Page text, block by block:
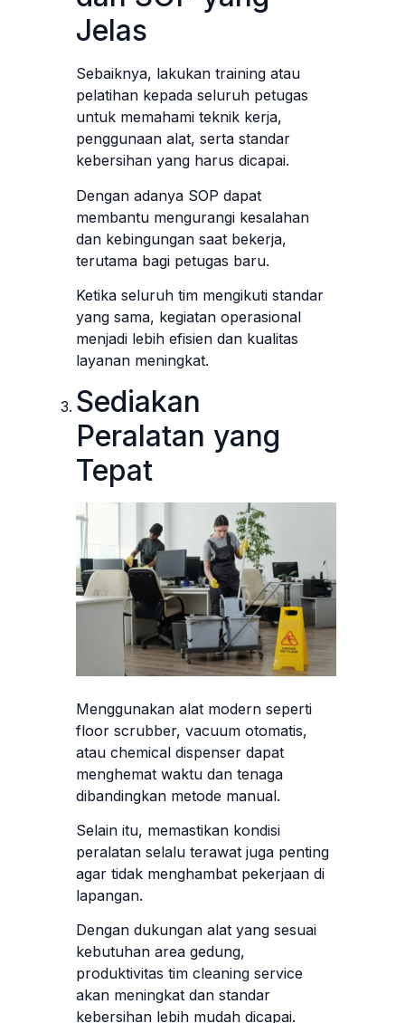
Jelas
Sebaiknya, lakukan training atau
pelatihan kepada seluruh petugas
untuk memahami teknik kerja,
penggunaan alat, serta standar
kebersihan yang harus dicapai.
Dengan adanya SOP dapat
membantu mengurangi kesalahan
dan kebingungan saat bekerja,
terutama bagi petugas baru.
Ketika seluruh tim mengikuti standar
yang sama, kegiatan operasional
menjadi lebih efisien dan kualitas
layanan meningkat.
Sediakan
Peralatan yang
Tepat
Menggunakan alat modern seperti
floor scrubber, vacuum otomatis,
atau chemical dispenser dapat
menghemat waktu dan tenaga
dibandingkan metode manual.
Selain itu, memastikan kondisi
peralatan selalu terawat juga penting
agar tidak menghambat pekerjaan di
lapangan.
Dengan dukungan alat yang sesuai
kebutuhan area gedung,
produktivitas tim cleaning service
akan meningkat dan standar
kebersihan lebih mudah dicapai.